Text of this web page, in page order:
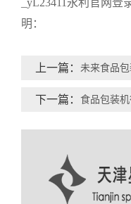
_yL23411永利官网
明：
上一篇：
下一篇：